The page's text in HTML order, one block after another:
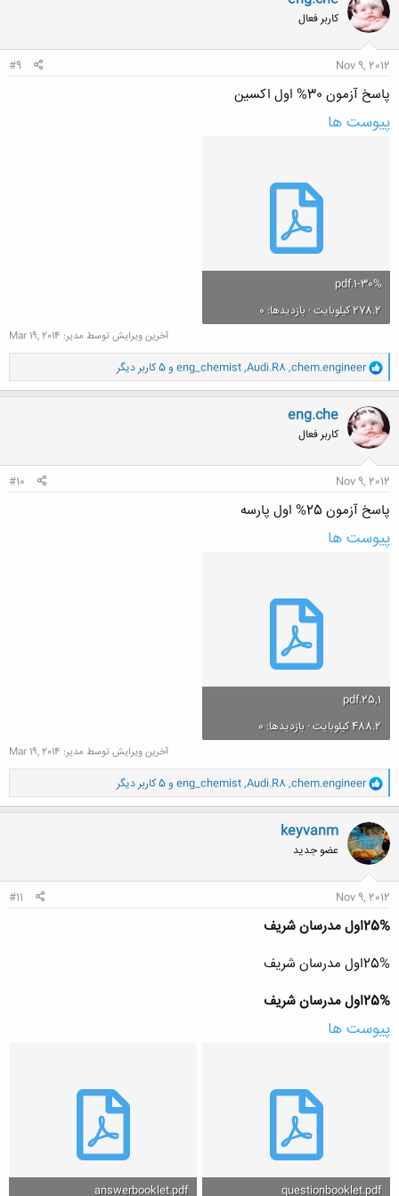
ش
ه
ا
کاربر فعال
Nov 9, 2012
#9
پاسخ آزمون 30% اول اکسین
پیوست ها
30%-1.pdf
278.2 کیلوبایت · بازدیدها: 0
آخرین ویرایش توسط مدیر: Mar 19, 2014
و
ا
ک
ن
ش
ه
ا
chem.engineer
,
Audi.R8
,
eng_chemist و 5 کاربر دیگر
eng.che
کاربر فعال
Nov 9, 2012
#10
پاسخ آزمون 25% اول پارسه
پیوست ها
25,1.pdf
488.2 کیلوبایت · بازدیدها: 0
آخرین ویرایش توسط مدیر: Mar 19, 2014
و
ا
ک
ن
ش
ه
ا
chem.engineer
,
Audi.R8
,
eng_chemist و 5 کاربر دیگر
keyvanm
عضو جدید
Nov 9, 2012
#11
25%اول مدرسان شریف
25%اول مدرسان شریف
25%اول مدرسان شریف
پیوست ها
questionbooklet.pdf
answerbooklet.pdf